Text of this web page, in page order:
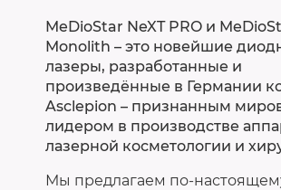
MeDioStar NeXT PRO и
Monolith – это новейшие
лазеры, разработанные и
произведённые в Германии
Asclepion – признанным
лидером в производстве
лазерной косметологии и
Мы предлагаем по-